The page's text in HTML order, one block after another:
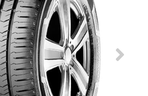
Next